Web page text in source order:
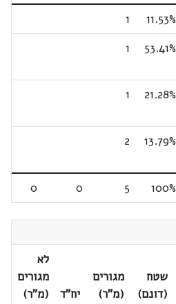
11.53%
1
53.41%
1
21.28%
1
13.79%
2
100%
5
0
0
שטח
(דונם)
מגורים
(מ"ר)
יח"ד
לא
מגורים
(מ"ר)